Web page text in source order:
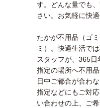
す。どんな量でも
さい。お気軽に快
たかが不用品（ゴ
ミ）。快適生活で
スタッフが、365
指定の場所へ不用品
日中ご都合が合わ
指定などにもご対
い合わせの上、ご